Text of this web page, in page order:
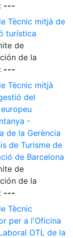
---
Tècnic mitjà de
turística
de
de la
---
Tècnic mitjà
del
-
de la Gerència
de Turisme de
de Barcelona
de
de la
---
Tècnic
per a l'Oficina
OTL de la